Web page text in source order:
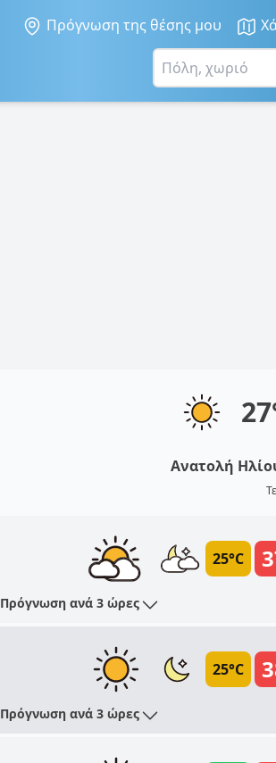
Πρόγνωση της θέσης μου
Ανατολή
25°C
Πρόγνωση ανά 3 ώρες
25°C
Πρόγνωση ανά 3 ώρες